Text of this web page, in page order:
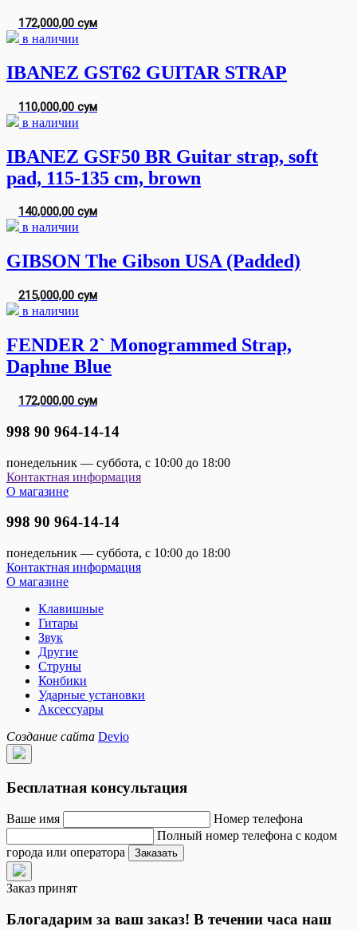
172,000,00 сум
в наличии
IBANEZ GST62 GUITAR STRAP
110,000,00 сум
в наличии
IBANEZ GSF50 BR Guitar strap, soft
pad, 115-135 cm, brown
140,000,00 сум
в наличии
GIBSON The Gibson USA (Padded)
215,000,00 сум
в наличии
FENDER 2` Monogrammed Strap,
Daphne Blue
172,000,00 сум
998 90 964-14-14
понедельник — суббота, с 10:00 до 18:00
Контактная информация
О магазине
998 90 964-14-14
понедельник — суббота, с 10:00 до 18:00
Контактная информация
О магазине
Клавишные
Гитары
Звук
Другие
Струны
Конбики
Ударные установки
Аксессуары
Создание сайта Devio
Бесплатная консультация
Ваше имя
Номер телефона
Полный номер телефона с кодом
города или оператора
Заказать
Заказ принят
Блогадарим за ваш заказ! В течении часа наш